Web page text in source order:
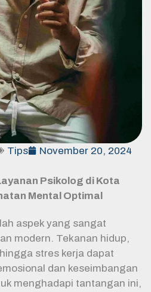
Tips
November 20, 2024
Psikolog di Kota
Mental Optimal
aspek yang sangat
modern. Tekanan hidup,
stres kerja dapat
dan keseimbangan
menghadapi tantangan ini,